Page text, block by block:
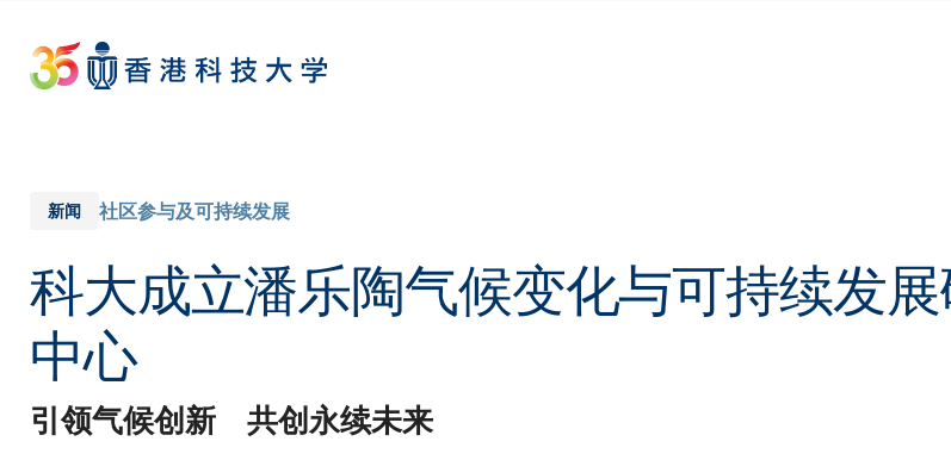
main
content
新闻 社区参与及可持续发展
科大成立潘乐陶气候变化与可持续发
中心
引领气候创新 共创永续未来